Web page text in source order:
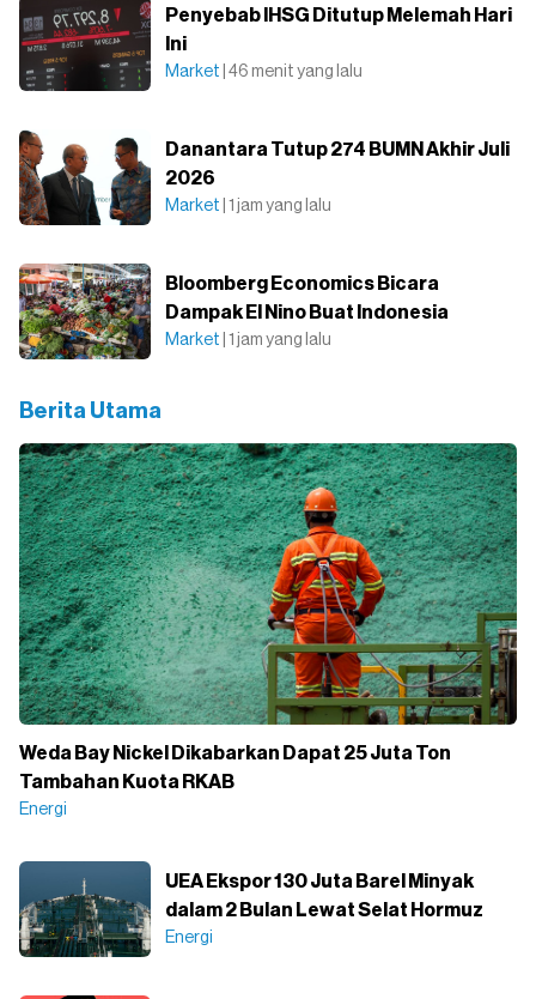
Penyebab IHSG Ditutup Melemah Hari
Ini
Market | 46 menit yang lalu
Danantara Tutup 274 BUMN Akhir Juli
2026
Market | 1 jam yang lalu
Bloomberg Economics Bicara
Dampak El Nino Buat Indonesia
Market | 1 jam yang lalu
Berita Utama
Weda Bay Nickel Dikabarkan Dapat 25 Juta Ton
Tambahan Kuota RKAB
Energi
UEA Ekspor 130 Juta Barel Minyak
dalam 2 Bulan Lewat Selat Hormuz
Energi